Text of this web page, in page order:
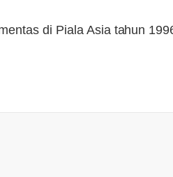
di Piala Asia tahun